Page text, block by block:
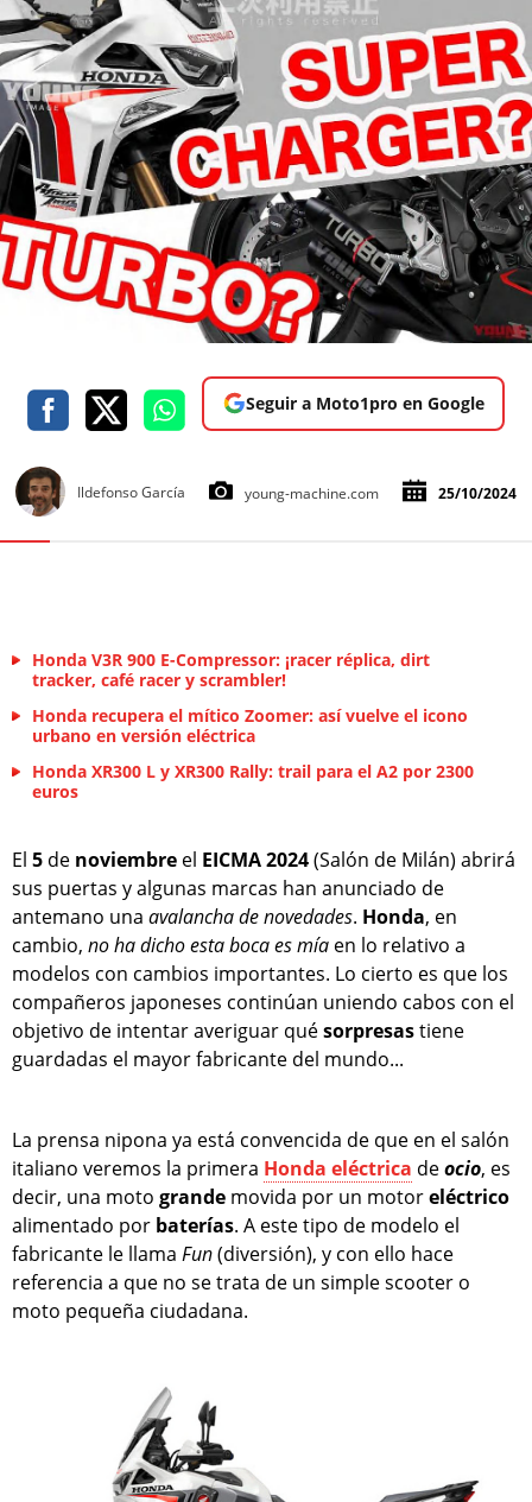
Seguir a Moto1pro en Google
Ildefonso García young-machine.com 25/10/2024
Honda V3R 900 E-Compressor: ¡racer réplica, dirt
tracker, café racer y scrambler!
Honda recupera el mítico Zoomer: así vuelve el icono
urbano en versión eléctrica
Honda XR300 L y XR300 Rally: trail para el A2 por 2300
euros
El 5 de noviembre el EICMA 2024(Salón de Milán) abrirá
sus puertas y algunas marcas han anunciado de
antemano una avalancha de novedades. Honda, en
cambio, no ha dicho esta boca es mía en lo relativo a
modelos con cambios importantes. Lo cierto es que los
compañeros japoneses continúan uniendo cabos con el
objetivo de intentar averiguar quésorpresastiene
guardadas el mayor fabricante del mundo...
La prensa nipona ya está convencida de que en el salón
italiano veremos la primera Honda eléctrica deocio, es
decir, una moto grande movida por un motoreléctrico
alimentado por baterías. A este tipo de modelo el
fabricante le llama Fun(diversión), y con ello hace
referencia a que no se trata de un simple scooter o
moto pequeña ciudadana.